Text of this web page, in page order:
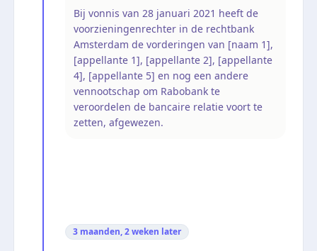
Bij vonnis van 28 januari 2021 heeft de
voorzieningenrechter in de rechtbank
Amsterdam de vorderingen van [naam 1],
[appellante 1], [appellante 2], [appellante
4], [appellante 5] en nog een andere
vennootschap om Rabobank te
veroordelen de bancaire relatie voort te
zetten, afgewezen.
3 maanden, 2 weken later